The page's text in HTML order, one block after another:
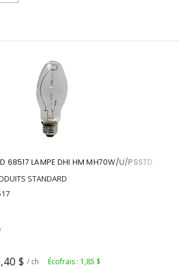
68517 LAMPE DHI HM MH70W/U/PSSTD
STANDARD
$ / ch Écofrais : 1,85 $